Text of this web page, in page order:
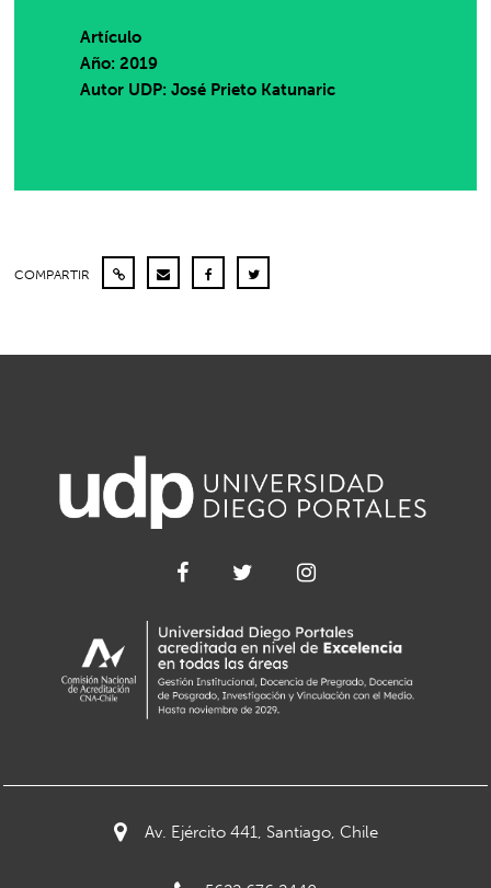
Artículo
Año: 2019
Autor UDP:José Prieto Katunaric
COMPARTIR
Av. Ejército 441, Santiago, Chile